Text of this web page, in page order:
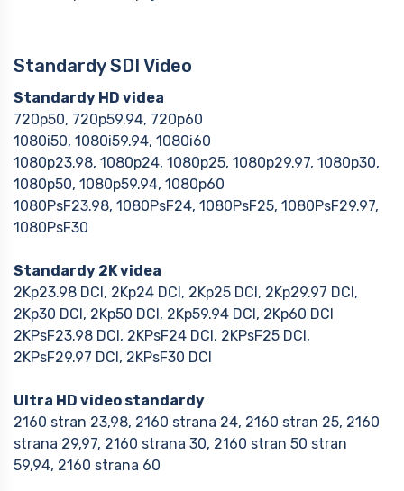
Standardy SDI Video
Standardy HD videa
720p50, 720p59.94, 720p60
1080i50, 1080i59.94, 1080i60
1080p23.98, 1080p24, 1080p25, 1080p29.97, 1080p30,
1080p50, 1080p59.94, 1080p60
1080PsF23.98, 1080PsF24, 1080PsF25, 1080PsF29.97,
1080PsF30
Standardy 2K videa
2Kp23.98 DCI, 2Kp24 DCI, 2Kp25 DCI, 2Kp29.97 DCI,
2Kp30 DCI, 2Kp50 DCI, 2Kp59.94 DCI, 2Kp60 DCI
2KPsF23.98 DCI, 2KPsF24 DCI, 2KPsF25 DCI,
2KPsF29.97 DCI, 2KPsF30 DCI
Ultra HD video standardy
2160 stran 23,98, 2160 strana 24, 2160 stran 25, 2160
strana 29,97, 2160 strana 30, 2160 stran 50 stran
59,94, 2160 strana 60